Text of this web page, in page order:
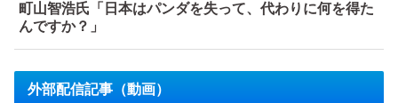
町山智浩氏「日本はパンダを失って、代わりに何を得た
んですか？」
外部配信記事（動画）